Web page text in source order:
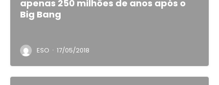
apenas 250 milhões de anos após o
Big Bang
ESO · 17/05/2018